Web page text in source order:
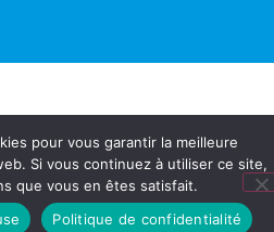
pour vous garantir la meilleure
Si vous continuez à utiliser ce site,
que vous en êtes satisfait.
Politique de confidentialité